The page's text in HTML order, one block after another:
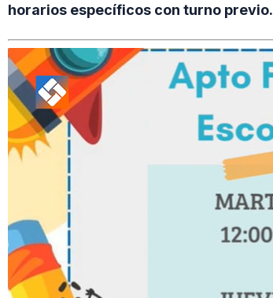
horarios específicos con turno previo.